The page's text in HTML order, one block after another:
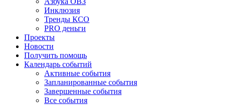
Инклюзия
Тренды КСО
PRO деньги
Проекты
Новости
Получить помощь
Календарь событий
Активные события
Запланированные события
Завершенные события
Все события